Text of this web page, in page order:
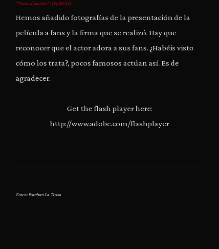
**Actualización** (14/10/13)
Hemos añadido fotografías de la presentación de la
película a fans y la firma que se realizó. Hay que
reconocer que el actor adora a sus fans. ¿Habéis visto
cómo los trata?, pocos famosos actúan así. Es de
agradecer.
Get the flash player here:
http://www.adobe.com/flashplayer
Fotos: Esteban La Tessa